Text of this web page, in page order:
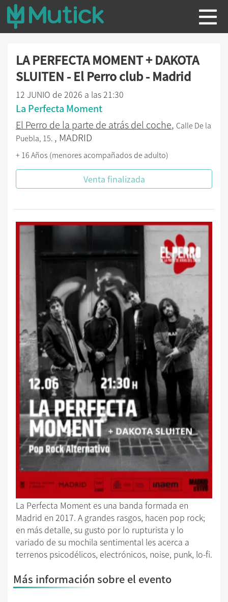
LA PERFECTA MOMENT + DAKOTA
SLUITEN - El Perro club - Madrid
12 JUNIO de 2026 a las 21:30
La Perfecta Moment
El Perro de la parte de atrás del coche, Calle De la
Puebla, 15. , MADRID
+ 16 Años (menores acompañados de adulto)
Venta finalizada
La Perfecta Moment es una banda formada en
Madrid en 2017. A grandes rasgos, hacen pop rock;
en más detalle, su gusto por lo rupturista y lo
variado de su mochila sentimental les acerca a
terrenos psicodélicos, electrónicos, noise, punk, lo-fi.
Más información sobre el evento